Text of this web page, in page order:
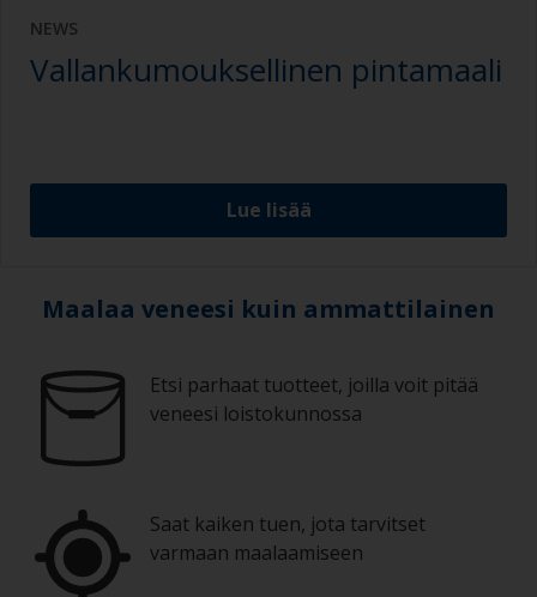
NEWS
Vallankumouksellinen pintamaali
Lue lisää
Maalaa veneesi kuin ammattilainen
Etsi parhaat tuotteet, joilla voit pitää
veneesi loistokunnossa
Saat kaiken tuen, jota tarvitset
varmaan maalaamiseen